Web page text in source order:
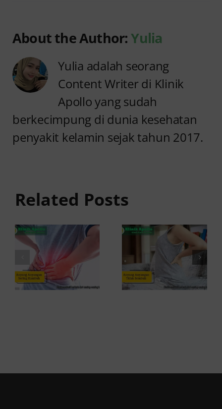
About the Author:Yulia
Yulia adalah seorang
Content Writer di Klinik
Apollo yang sudah
berkecimpung di dunia kesehatan
penyakit kelamin sejak tahun 2017.
Related Posts
Penyebab
Sering
Kambuh
dan Cara
Atasinya
Anyang
Penyebab
dan
Solusinya